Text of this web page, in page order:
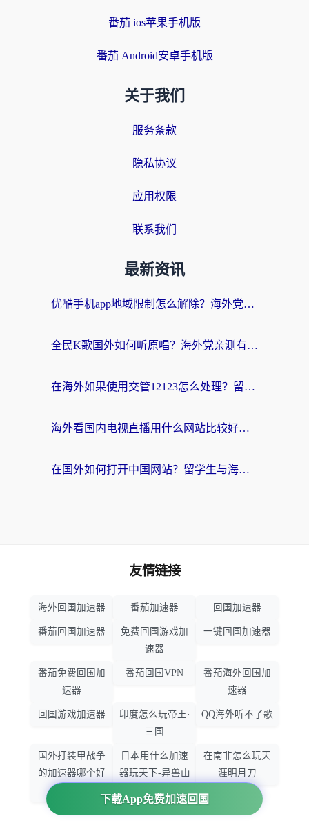
番茄 ios苹果手机版
番茄 Android安卓手机版
关于我们
服务条款
隐私协议
应用权限
联系我们
最新资讯
优酷手机app地域限制怎么解除？海外党亲测有效的追剧方案
全民K歌国外如何听原唱？海外党亲测有效的回国加速器选择指南
在海外如果使用交管12123怎么处理？留学生亲测有效的回国加速方案
海外看国内电视直播用什么网站比较好？一篇解决你所有追剧难题的实用指南
在国外如何打开中国网站？留学生与海外华人的无缝访问指南
下载App免费加速回国
友情链接
海外回国加速器 番茄加速器 回国加速器
番茄回国加速器
免费回国游戏加
速器
一键回国加速器
番茄免费回国加
速器
番茄回国VPN
番茄海外回国加
速器
回国游戏加速器
印度怎么玩帝王·
三国
QQ海外听不了歌
国外打装甲战争
的加速器哪个好
日本用什么加速
器玩天下-异兽山
海
在南非怎么玩天
涯明月刀